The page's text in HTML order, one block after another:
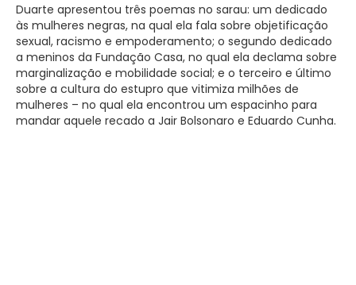
Duarte apresentou três poemas no sarau: um dedicado
às mulheres negras, na qual ela fala sobre objetificação
sexual, racismo e empoderamento; o segundo dedicado
a meninos da Fundação Casa, no qual ela declama sobre
marginalização e mobilidade social; e o terceiro e último
sobre a cultura do estupro que vitimiza milhões de
mulheres – no qual ela encontrou um espacinho para
mandar aquele recado a Jair Bolsonaro e Eduardo Cunha.